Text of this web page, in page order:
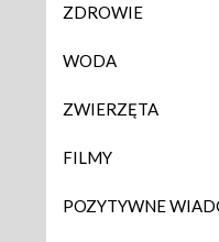
ZDROWIE
WODA
ZWIERZĘTA
FILMY
POZYTYWNE